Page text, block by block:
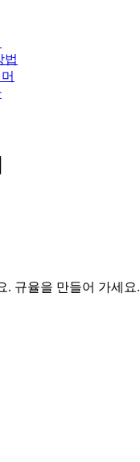
법
. 규율을 만들어 가세요.